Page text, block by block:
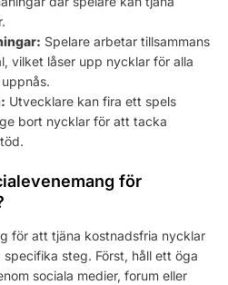
Spelare arbetar tillsammans
vilket låser upp nycklar för alla
Utvecklare kan fira ett spels
bort nycklar för att tacka
för
för att tjäna kostnadsfria nycklar
steg. Först, håll ett öga
sociala medier, forum eller